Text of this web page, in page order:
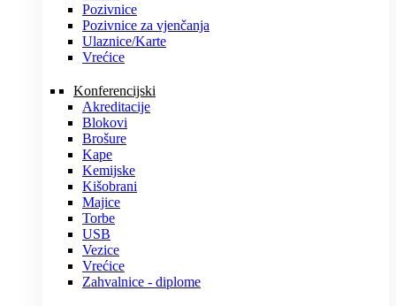
Pozivnice
Pozivnice za vjenčanja
Ulaznice/Karte
Vrećice
Konferencijski
Akreditacije
Blokovi
Brošure
Kape
Kemijske
Kišobrani
Majice
Torbe
USB
Vezice
Vrećice
Zahvalnice - diplome